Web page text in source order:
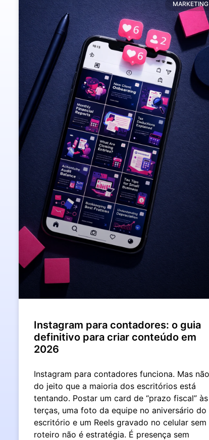
MARKETING
Instagram para contadores: o guia
definitivo para criar conteúdo em
2026
Instagram para contadores funciona. Mas não
do jeito que a maioria dos escritórios está
tentando. Postar um card de “prazo fiscal” às
terças, uma foto da equipe no aniversário do
escritório e um Reels gravado no celular sem
roteiro não é estratégia. É presença sem